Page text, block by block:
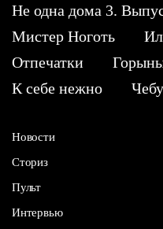
Не одна дома 3.
Мистер Ноготь
Отпечатки
К себе нежно
Новости
Сториз
Пульт
Интервью